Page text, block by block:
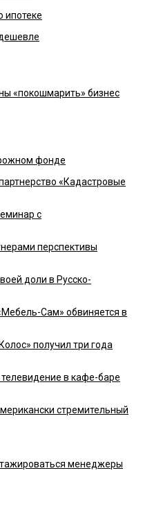
ипотеке
«покошмарить» бизнес
фонде
«Кадастровые
с
перспективы
доли в Русско-
Сам» обвиняется в
получил три года
в кафе-баре
стремительный
менеджеры